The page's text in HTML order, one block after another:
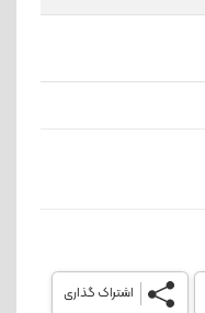
اشتراک گذاری